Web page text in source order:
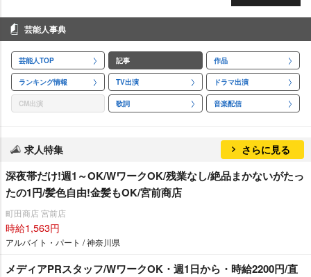
芸能人事典
芸能人TOP 記事 作品
ランキング情報 TV出演 ドラマ出演
CM出演 歌詞 音楽配信
求人特集 さらに見る
深夜帯だけ!週1～OK/WワークOK/残業なし/絶品まかないがたっ
たの1円/髪色自由!金髪もOK/宮前商店
町田商店 宮前店
時給1,563円
アルバイト・パート / 神奈川県
メディアPRスタッフ/WワークOK・週1日から・時給2200円/直